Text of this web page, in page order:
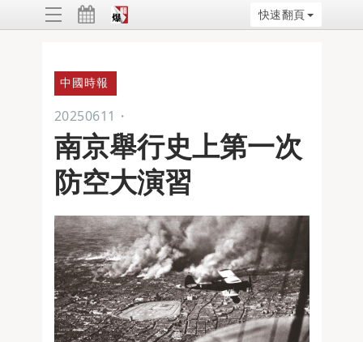
快速翻頁
中國時報
20250611 ・
南京舉行史上第一次
防空大演習